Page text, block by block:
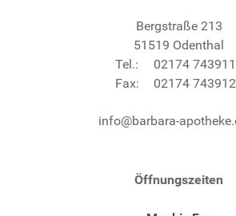
Bergstraße 213
51519 Odenthal
Tel.:
02174 743911
Fax:
02174 743912
info@barbara-
Öffnungszeiten